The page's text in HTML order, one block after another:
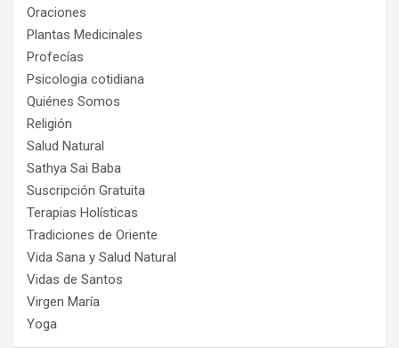
Oraciones
Plantas Medicinales
Profecías
Psicologia cotidiana
Quiénes Somos
Religión
Salud Natural
Sathya Sai Baba
Suscripción Gratuita
Terapias Holísticas
Tradiciones de Oriente
Vida Sana y Salud Natural
Vidas de Santos
Virgen María
Yoga